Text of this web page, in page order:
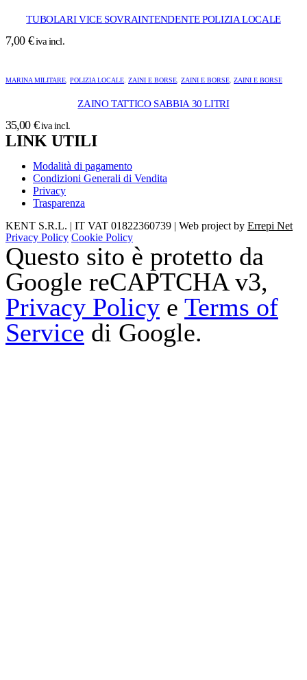
TUBOLARI VICE SOVRAINTENDENTE POLIZIA LOCALE
7,00 €iva incl.
MARINA MILITARE POLIZIA LOCALE ZAINI E BORSE ZAINI E BORSE ZAINI E BORSE
ZAINO TATTICO SABBIA 30 LITRI
35,00 €iva incl.
LINK UTILI
Modalità di pagamento
Condizioni Generali di Vendita
Privacy
Trasparenza
KENT S.R.L. | IT VAT 01822360739 | Web project by Errepi Net
Privacy Policy Cookie Policy
Questo sito è protetto da
Google reCAPTCHA v3,
Privacy Policy e Terms of
Service di Google.